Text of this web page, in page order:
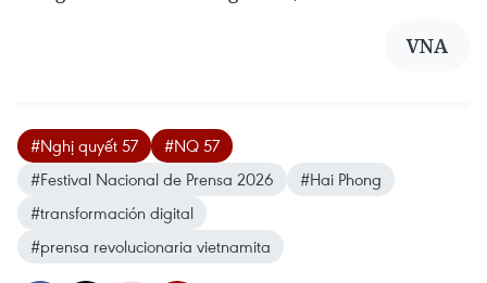
VNA
#Nghị quyết 57
#NQ 57
#Festival Nacional de Prensa 2026
#Hai Phong
#transformación digital
#prensa revolucionaria vietnamita